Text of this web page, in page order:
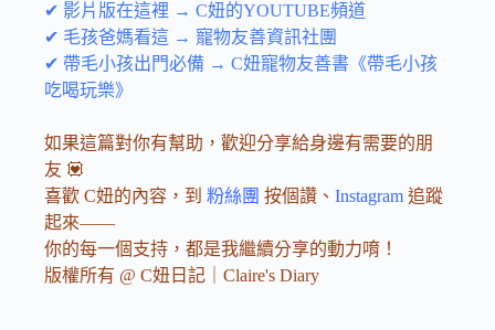
✔ 影片版在這裡 → C妞的YOUTUBE頻道
✔ 毛孩爸媽看這 → 寵物友善資訊社團
✔ 帶毛小孩出門必備 → C妞寵物友善書《帶毛小孩
吃喝玩樂》
如果這篇對你有幫助，歡迎分享給身邊有需要的朋
友 💟
喜歡 C妞的內容，到 粉絲團 按個讚、 Instagram 追蹤
起來——
你的每一個支持，都是我繼續分享的動力唷！
版權所有 @ C妞日記｜Claire's Diary